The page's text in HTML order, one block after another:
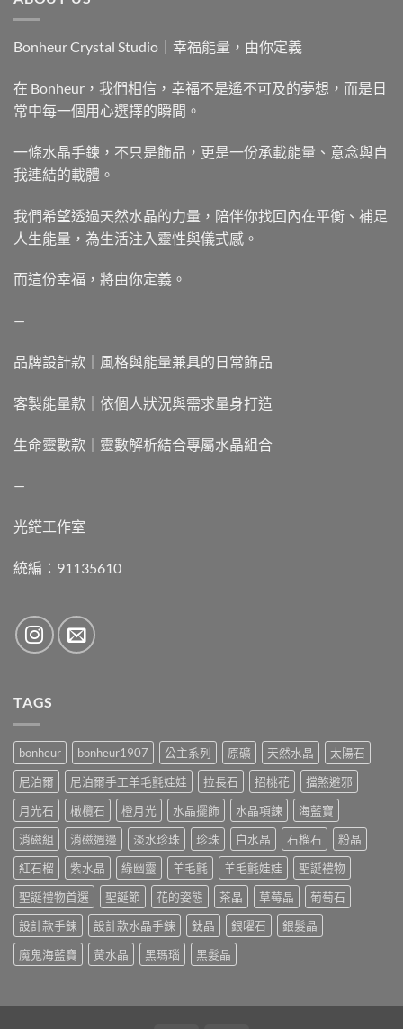
Bonheur Crystal Studio｜幸福能量，由你定義
在 Bonheur，我們相信，幸福不是遙不可及的夢想，而是日
常中每一個用心選擇的瞬間。
一條水晶手鍊，不只是飾品，更是一份承載能量、意念與自
我連結的載體。
我們希望透過天然水晶的力量，陪伴你找回內在平衡、補足
人生能量，為生活注入靈性與儀式感。
而這份幸福，將由你定義。
—
品牌設計款｜風格與能量兼具的日常飾品
客製能量款｜依個人狀況與需求量身打造
生命靈數款｜靈數解析結合專屬水晶組合
—
光鋩工作室
統編：91135610
TAGS
bonheur bonheur1907 公主系列 原礦 天然水晶
太陽石
尼泊爾
尼泊爾手工羊毛氈娃娃 拉長石 招桃花
擋煞避邪
月光石
橄欖石 橙月光 水晶擺飾 水晶項鍊
海藍寶
消磁組
消磁週邊 淡水珍珠 珍珠 白水晶 石榴石
粉晶
紅石榴
紫水晶 綠幽靈 羊毛氈 羊毛氈娃娃
聖誕禮物
聖誕禮物首選
聖誕節 花的姿態 茶晶 草莓晶
葡萄石
設計款手鍊
設計款水晶手鍊 鈦晶 銀曜石
銀髮晶
魔鬼海藍寶
黃水晶 黑瑪瑙 黑髮晶